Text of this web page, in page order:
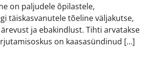
on paljudele õpilastele,
täiskasvanutele tõeline väljakutse,
ja ebakindlust. Tihti arvatakse
on kaasasündinud […]